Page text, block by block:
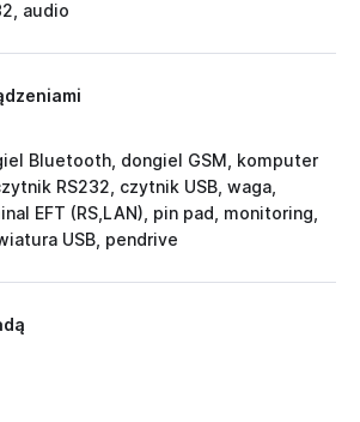
audio
Bluetooth, dongiel GSM, komputer
RS232, czytnik USB, waga,
EFT (RS,LAN), pin pad, monitoring,
USB, pendrive